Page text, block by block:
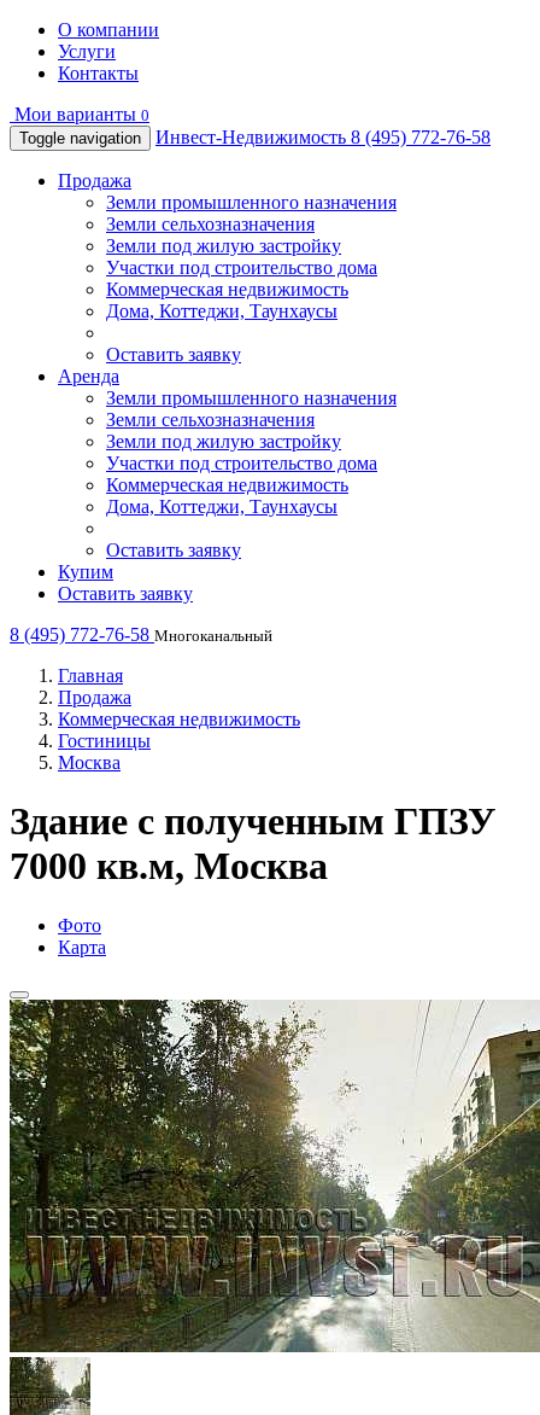
О компании
Услуги
Контакты
Мои варианты 0
Toggle navigation
Инвест-Недвижимость 8 (495) 772-76-58
Продажа
Земли промышленного назначения
Земли сельхозназначения
Земли под жилую застройку
Участки под строительство дома
Коммерческая недвижимость
Дома, Коттеджи, Таунхаусы
Оставить заявку
Аренда
Земли промышленного назначения
Земли сельхозназначения
Земли под жилую застройку
Участки под строительство дома
Коммерческая недвижимость
Дома, Коттеджи, Таунхаусы
Оставить заявку
Купим
Оставить заявку
8 (495) 772-76-58 Многоканальный
Главная
Продажа
Коммерческая недвижимость
Гостиницы
Москва
Здание с полученным ГПЗУ
7000 кв.м, Москва
Фото
Карта